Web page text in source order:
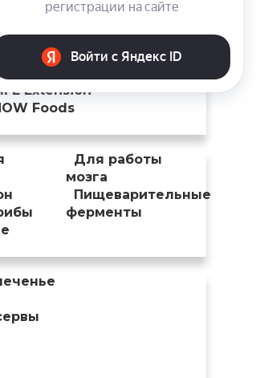
Minerals Research
Extension
Foods
Для работы
мозга
Пищеварительные
ферменты